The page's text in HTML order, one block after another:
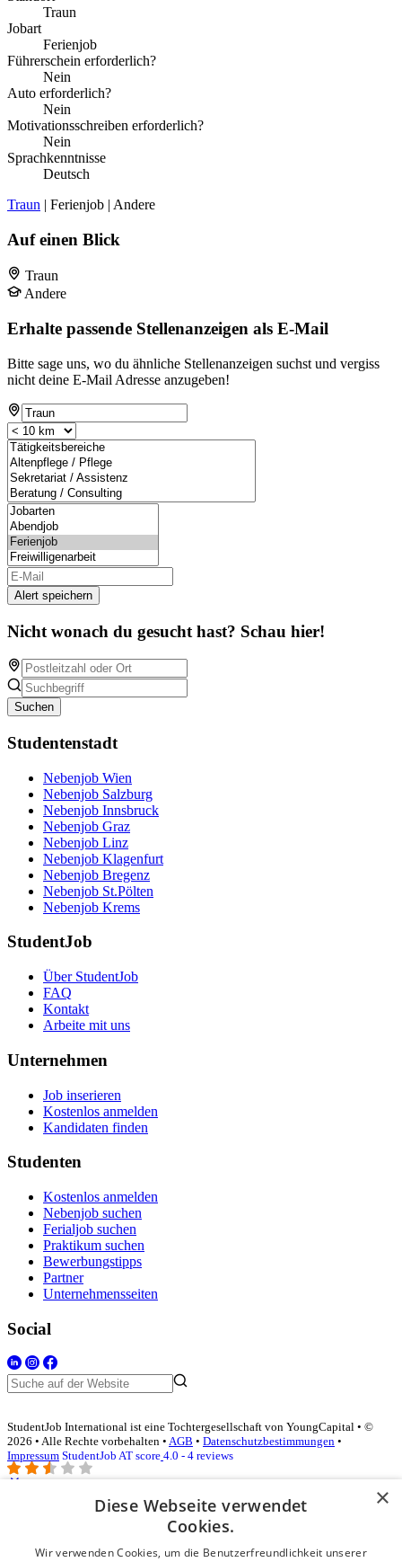
Traun
Jobart
Ferienjob
Führerschein erforderlich?
Nein
Auto erforderlich?
Nein
Motivationsschreiben erforderlich?
Nein
Sprachkenntnisse
Deutsch
Traun | Ferienjob | Andere
Auf einen Blick
Traun
Andere
Erhalte passende Stellenanzeigen als E-Mail
Bitte sage uns, wo du ähnliche Stellenanzeigen suchst und vergiss
nicht deine E-Mail Adresse anzugeben!
Alert speichern
Nicht wonach du gesucht hast? Schau hier!
Suchen
Studentenstadt
Nebenjob Wien
Nebenjob Salzburg
Nebenjob Innsbruck
Nebenjob Graz
Nebenjob Linz
Nebenjob Klagenfurt
Nebenjob Bregenz
Nebenjob St.Pölten
Nebenjob Krems
StudentJob
Über StudentJob
FAQ
Kontakt
Arbeite mit uns
Unternehmen
Job inserieren
Kostenlos anmelden
Kandidaten finden
Studenten
Kostenlos anmelden
Nebenjob suchen
Ferialjob suchen
Praktikum suchen
Bewerbungstipps
Partner
Unternehmensseiten
Social
StudentJob International ist eine Tochtergesellschaft von YoungCapital • ©
2026 • Alle Rechte vorbehalten • AGB • Datenschutzbestimmungen •
Impressum StudentJob AT score 4.0 - 4 reviews
Login für Unternehmen
E-Mail*
×
Diese Webseite verwendet
Cookies.
Wir verwenden Cookies, um die Benutzerfreundlichkeit unserer